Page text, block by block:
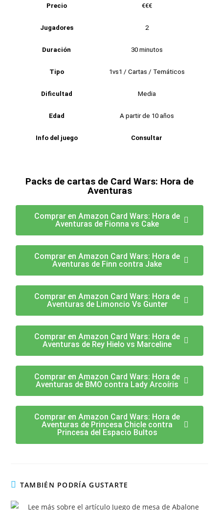
Precio €€€
Jugadores 2
Duración 30 minutos
Tipo 1vs1 / Cartas / Temáticos
Dificultad Media
Edad A partir de 10 años
Info del juego Consultar
Packs de cartas de Card Wars: Hora de
Aventuras
Comprar en Amazon Card Wars: Hora de
Aventuras de Fionna vs Cake
Comprar en Amazon Card Wars: Hora de
Aventuras de Finn contra Jake
Comprar en Amazon Card Wars: Hora de
Aventuras de Limoncio Vs Gunter
Comprar en Amazon Card Wars: Hora de
Aventuras de Rey Hielo vs Marceline
Comprar en Amazon Card Wars: Hora de
Aventuras de BMO contra Lady Arcoíris
Comprar en Amazon Card Wars: Hora de
Aventuras de Princesa Chicle contra
Princesa del Espacio Bultos
TAMBIÉN PODRÍA GUSTARTE